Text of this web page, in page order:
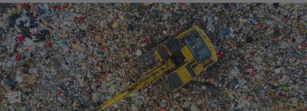
1 Почему нужно перерабатывать мусор?
Чтобы отходы не отравляли воздух, землю и воду,
их можно и нужно использовать повторно. Но для
этого их необходимо правильно отсортировать и
переработать.
2
Что можно и нельзя сдавать в